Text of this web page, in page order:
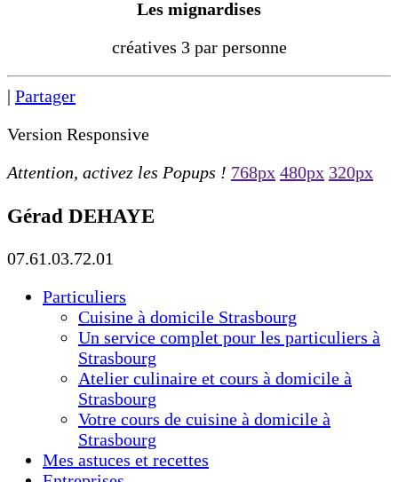
Les mignardises
créatives 3 par personne
| Partager
Version Responsive
Attention, activez les Popups ! 768px 480px 320px
Gérad DEHAYE
07.61.03.72.01
Particuliers
Cuisine à domicile Strasbourg
Un service complet pour les particuliers à
Strasbourg
Atelier culinaire et cours à domicile à
Strasbourg
Votre cours de cuisine à domicile à
Strasbourg
Mes astuces et recettes